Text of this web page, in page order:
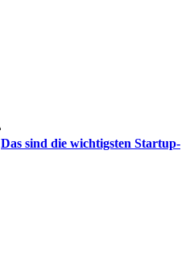
Das sind die wichtigsten Startup-